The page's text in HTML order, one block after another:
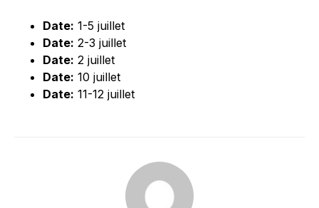
Date: 1-5 juillet
Date: 2-3 juillet
Date: 2 juillet
Date: 10 juillet
Date: 11-12 juillet